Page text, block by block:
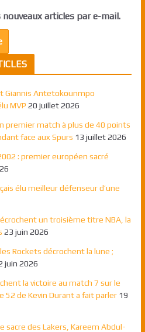
articles par e-mail.
Giannis Antetokounmpo
MVP 20 juillet 2026
premier match à plus de 40 points
face aux Spurs 13 juillet 2026
: premier européen sacré
élu meilleur défenseur d’une
un troisième titre NBA, la
23 juin 2026
Rockets décrochent la lune ;
juin 2026
la victoire au match 7 sur le
de Kevin Durant a fait parler 19
sacre des Lakers, Kareem Abdul-